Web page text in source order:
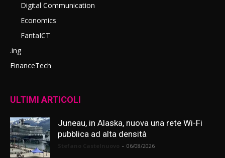
Digital Communication
Economics
FantaICT
.ing
FinanceTech
ULTIMI ARTICOLI
Juneau, in Alaska, nuova una rete Wi-Fi
pubblica ad alta densità
- 06/08/2026